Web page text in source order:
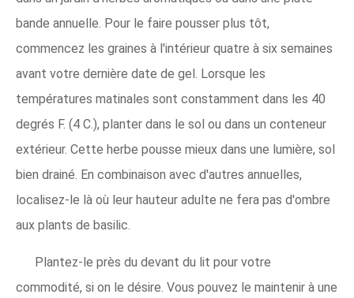
bande annuelle. Pour le faire pousser plus tôt,
commencez les graines à l'intérieur quatre à six semaines
avant votre dernière date de gel. Lorsque les
températures matinales sont constamment dans les 40
degrés F. (4 C.), planter dans le sol ou dans un conteneur
extérieur. Cette herbe pousse mieux dans une lumière, sol
bien drainé. En combinaison avec d'autres annuelles,
localisez-le là où leur hauteur adulte ne fera pas d'ombre
aux plants de basilic.
Plantez-le près du devant du lit pour votre
commodité, si on le désire. Vous pouvez le maintenir à une